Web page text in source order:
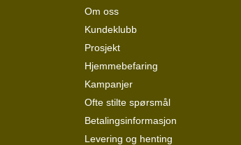
Om oss
Kundeklubb
Prosjekt
Hjemmebefaring
Kampanjer
Ofte stilte spørsmål
Betalingsinformasjon
Levering og henting